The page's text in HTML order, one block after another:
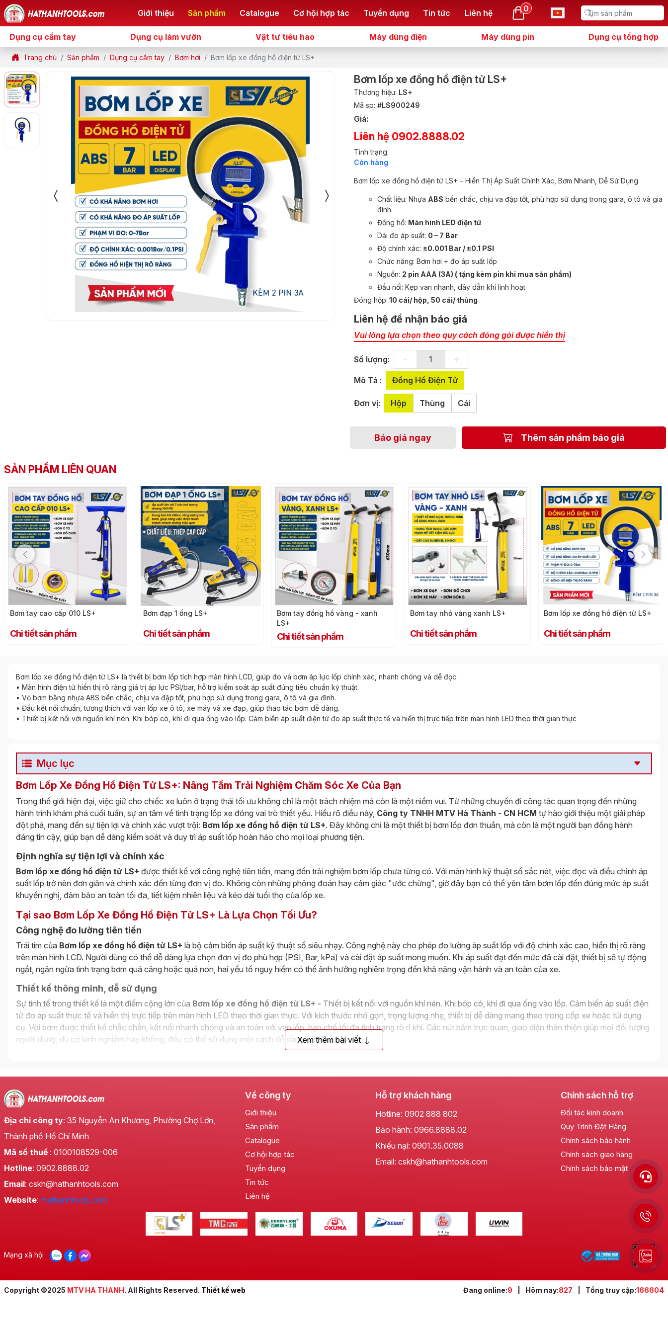
Giới thiệu Sản phẩm Catalogue Cơ hội hợp tác Tuyển dụng Tin tức Liên hệ 0
Dụng cụ cầm tay Dụng cụ làm vườn Vật tư tiêu hao Máy dùng điện Máy dùng pin Dụng cụ tổng hợp
Trang chủ Sản phẩm Dụng cụ cầm tay Bơm hơi Bơm lốp xe đồng hồ điện tử LS+
Bơm lốp xe đồng hồ điện tử LS+
Thương hiệu: LS+
Mã sp: #LS900249
Giá:
Liên hệ 0902.8888.02
Tình trạng:
Còn hàng
Bơm lốp xe đồng hồ điện tử LS+ – Hiển Thị Áp Suất Chính Xác, Bơm Nhanh, Dễ Sử Dụng
Chất liệu: Nhựa ABS bền chắc, chịu va đập tốt, phù hợp sử dụng trong gara, ô tô và gia
đình.
Đồng hồ: Màn hình LED điện tử
Dải đo áp suất: 0 – 7 Bar
Độ chính xác: ±0.001 Bar / ±0.1 PSI
Chức năng: Bơm hơi + đo áp suất lốp
Nguồn: 2 pin AAA (3A) ( tặng kèm pin khi mua sản phẩm)
Đầu nối: Kẹp van nhanh, dây dẫn khí linh hoạt
Đóng hộp: 10 cái/ hộp, 50 cái/ thùng
Liên hệ để nhận báo giá
Vui lòng lựa chọn theo quy cách đóng gói được hiển thị
Số lượng:
Mô Tả : Đồng Hồ Điện Tử
Đơn vị: Hộp Thùng Cái
Báo giá ngay Thêm sản phẩm báo giá
SẢN PHẨM LIÊN QUAN
Bơm tay cao cấp 010 LS+
Chi tiết sản phẩm
Bơm đạp 1 ống LS+
Chi tiết sản phẩm
Bơm tay đồng hồ vàng - xanh
LS+
Chi tiết sản phẩm
Bơm tay nhỏ vàng xanh LS+
Chi tiết sản phẩm
Bơm lốp xe đồng hồ điện tử LS+
Chi tiết sản phẩm
Bơm lốp xe đồng hồ điện tử LS+ là thiết bị bơm lốp tích hợp màn hình LCD, giúp đo và bơm áp lực lốp chính xác, nhanh chóng và dễ đọc.
• Màn hình điện tử hiển thị rõ ràng giá trị áp lực PSI/bar, hỗ trợ kiểm soát áp suất đúng tiêu chuẩn kỹ thuật.
• Vỏ bơm bằng nhựa ABS bền chắc, chịu va đập tốt, phù hợp sử dụng trong gara, ô tô và gia đình.
• Đầu kết nối chuẩn, tương thích với van lốp xe ô tô, xe máy và xe đạp, giúp thao tác bơm dễ dàng.
• Thiết bị kết nối với nguồn khí nén. Khi bóp cò, khí đi qua ống vào lốp. Cảm biến áp suất điện tử đo áp suất thực tế và hiển thị trực tiếp trên màn hình LED theo thời gian thực
Mục lục
Bơm Lốp Xe Đồng Hồ Điện Tử LS+: Nâng Tầm Trải Nghiệm Chăm Sóc Xe Của Bạn
Trong thế giới hiện đại, việc giữ cho chiếc xe luôn ở trạng thái tối ưu không chỉ là một trách nhiệm mà còn là một niềm vui. Từ những chuyến đi công tác quan trọng đến những
hành trình khám phá cuối tuần, sự an tâm về tình trạng lốp xe đóng vai trò thiết yếu. Hiểu rõ điều này, Công ty TNHH MTV Hà Thành - CN HCM tự hào giới thiệu một giải pháp
đột phá, mang đến sự tiện lợi và chính xác vượt trội: Bơm lốp xe đồng hồ điện tử LS+. Đây không chỉ là một thiết bị bơm lốp đơn thuần, mà còn là một người bạn đồng hành
đáng tin cậy, giúp bạn dễ dàng kiểm soát và duy trì áp suất lốp hoàn hảo cho mọi loại phương tiện.
Định nghĩa sự tiện lợi và chính xác
Bơm lốp xe đồng hồ điện tử LS+ được thiết kế với công nghệ tiên tiến, mang đến trải nghiệm bơm lốp chưa từng có. Với màn hình kỹ thuật số sắc nét, việc đọc và điều chỉnh áp
suất lốp trở nên đơn giản và chính xác đến từng đơn vị đo. Không còn những phỏng đoán hay cảm giác "ước chừng", giờ đây bạn có thể yên tâm bơm lốp đến đúng mức áp suất
khuyến nghị, đảm bảo an toàn tối đa, tiết kiệm nhiên liệu và kéo dài tuổi thọ của lốp xe.
Tại sao Bơm Lốp Xe Đồng Hồ Điện Tử LS+ Là Lựa Chọn Tối Ưu?
Công nghệ đo lường tiên tiến
Trái tim của Bơm lốp xe đồng hồ điện tử LS+ là bộ cảm biến áp suất kỹ thuật số siêu nhạy. Công nghệ này cho phép đo lường áp suất lốp với độ chính xác cao, hiển thị rõ ràng
trên màn hình LCD. Người dùng có thể dễ dàng lựa chọn đơn vị đo phù hợp (PSI, Bar, kPa) và cài đặt áp suất mong muốn. Khi áp suất đạt đến mức đã cài đặt, thiết bị sẽ tự động
ngắt, ngăn ngừa tình trạng bơm quá căng hoặc quá non, hai yếu tố nguy hiểm có thể ảnh hưởng nghiêm trọng đến khả năng vận hành và an toàn của xe.
Thiết kế thông minh, dễ sử dụng
Sự tinh tế trong thiết kế là một điểm cộng lớn của Bơm lốp xe đồng hồ điện tử LS+ - Thiết bị kết nối với nguồn khí nén. Khi bóp cò, khí đi qua ống vào lốp. Cảm biến áp suất điện
tử đo áp suất thực tế và hiển thị trực tiếp trên màn hình LED theo thời gian thực. Với kích thước nhỏ gọn, trọng lượng nhẹ, thiết bị dễ dàng mang theo trong cốp xe hoặc túi dụng
cụ. Vòi bơm được thiết kế chắc chắn, kết nối nhanh chóng và an toàn với van lốp, hạn chế tối đa tình trạng rò rỉ khí. Các nút bấm trực quan, giao diện thân thiện giúp mọi đối tượng
người dùng, dù có kinh nghiệm hay không, đều có thể sử dụng một cách dễ dàng và hiệu quả.
Xem thêm bài viết
Địa chỉ công ty: 35 Nguyễn An Khương, Phường Chợ Lớn,
Thành phố Hồ Chí Minh
Mã số thuế : 0100108529-006
Hotline: 0902.8888.02
Email: cskh@hathanhtools.com
Website: Hathanhtools.com
Về công ty
Giới thiệu
Sản phẩm
Catalogue
Cơ hội hợp tác
Tuyển dụng
Tin tức
Liên hệ
Hỗ trợ khách hàng
Hotline: 0902 888 802
Bảo hành: 0966.8888.02
Khiếu nại: 0901.35.0088
Email: cskh@hathanhtools.com
Chính sách hỗ trợ
Đối tác kinh doanh
Quy Trình Đặt Hàng
Chính sách bảo hành
Chính sách giao hàng
Chính sách bảo mật
Mạng xã hội
Copyright ©2025 MTV HA THANH. All Rights Reserved. Thiết kế web Đang online:9 Hôm nay:827 Tổng truy cập:166604